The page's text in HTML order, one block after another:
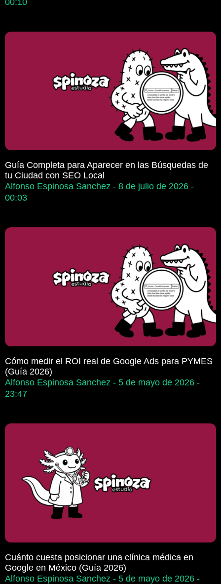
Guía Completa para Aparecer en las Búsquedas de
tu Ciudad con SEO Local
Alfonso Espinosa Sanchez
8 de julio de 2026
00:03
Cómo medir el ROI real de Google Ads para PYMES
(Guía 2026)
Alfonso Espinosa Sanchez
5 de mayo de 2026
23:47
Cuánto cuesta posicionar una clínica médica en
Google en México (Guía 2026)
Alfonso Espinosa Sanchez
5 de mayo de 2026